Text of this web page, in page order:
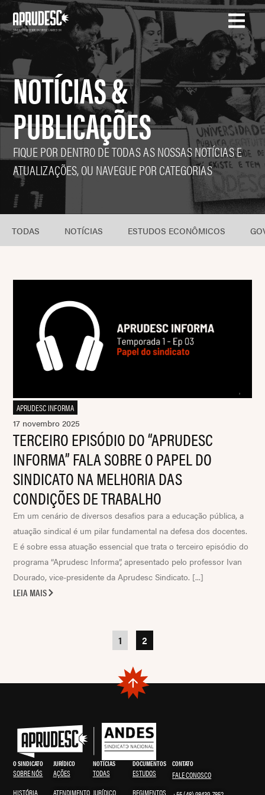
NOTÍCIAS &
PUBLICAÇÕES
FIQUE POR DENTRO DE TODAS AS NOSSAS NOTÍCIAS E
ATUALIZAÇÕES, OU NAVEGUE POR CATEGORIAS
TODAS NOTÍCIAS ESTUDOS ECONÔMICOS
APRUDESC INFORMA
17 novembro 2025
TERCEIRO EPISÓDIO DO “APRUDESC
INFORMA” FALA SOBRE O PAPEL DO
SINDICATO NA MELHORIA DAS
CONDIÇÕES DE TRABALHO
Em um cenário de diversos desafios para a educação pública, a
atuação sindical é um pilar fundamental na defesa dos docentes.
E é sobre essa atuação essencial que trata o terceiro episódio do
programa “Aprudesc Informa”, apresentado pelo professor Ivan
Dourado, vice-presidente da Aprudesc Sindicato. [...]
LEIA MAIS
1 2
O SINDICATO
SOBRE NÓS
HISTÓRIA
JURÍDICO
AÇÕES
ATENDIMENTO
NOTÍCIAS
TODAS
JURÍDICO
DOCUMENTOS
ESTUDOS
REGIMENTOS
CONTATO
FALE CONOSCO